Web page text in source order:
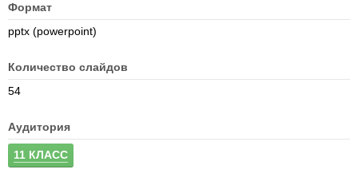
Формат
pptx (powerpoint)
Количество слайдов
54
Аудитория
11 КЛАСС